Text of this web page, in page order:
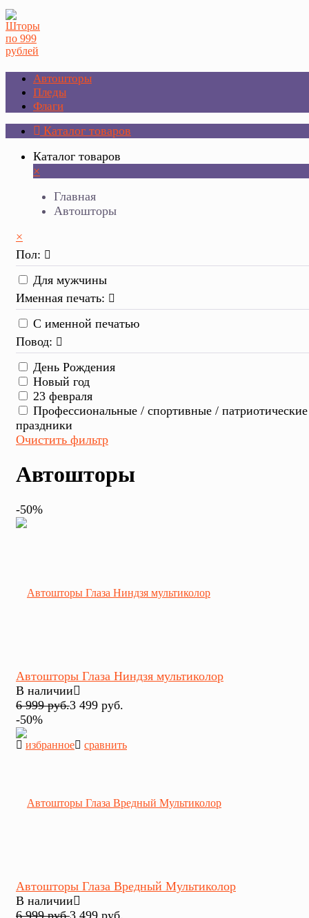
Автошторы
Пледы
Флаги
Каталог товаров
Каталог товаров
×
Главная
Автошторы
×
Пол:
Для мужчины
Именная печать:
С именной печатью
Повод:
День Рождения
Новый год
23 февраля
Профессиональные / спортивные / патриотические
праздники
Очистить фильтр
Автошторы
-50%
избранное сравнить
Автошторы Глаза Ниндзя мультиколор
В наличии
6 999 руб.3 499 руб.
-50%
Автошторы Глаза Вредный Мультиколор
В наличии
6 999 руб.3 499 руб.